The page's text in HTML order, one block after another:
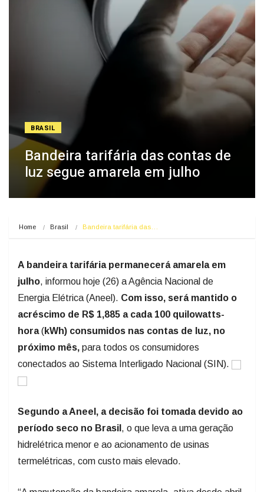
BRASIL
Bandeira tarifária das contas de
luz segue amarela em julho
Home Brasil Bandeira tarifária das…
A bandeira tarifária permanecerá amarela em
julho, informou hoje (26) a Agência Nacional de
Energia Elétrica (Aneel). Com isso, será mantido o
acréscimo de R$ 1,885 a cada 100 quilowatts-
hora(kWh) consumidos nas contas de luz, no
próximo mês, para todos os consumidores
conectados ao Sistema Interligado Nacional (SIN).
Segundo a Aneel, a decisão foi tomada devido ao
período seco no Brasil , o que leva a uma geração
hidrelétrica menor e ao acionamento de usinas
termelétricas, com custo mais elevado.